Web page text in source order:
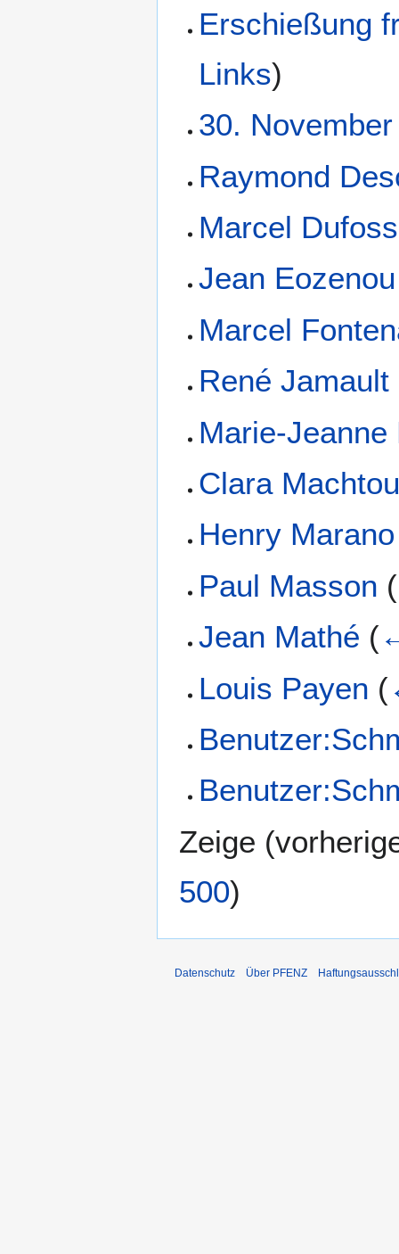
Erschießung
Links)
30. November
Raymond
Marcel
Jean Eozenou
Marcel
René Jamault
Marie-Jeanne
Clara
Henry Marano
Paul Masson (
Jean Mathé (
Louis Payen (
Zeige (
500)
Datenschutz Über PFENZ